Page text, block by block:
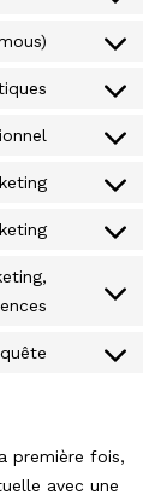
Consent
wordpress
Consent
elementor
Consent
google-
Consent
litespeed
Consent
google-
Consent
service
maps
Consent
service
Consent
divers
première fois,
avec une